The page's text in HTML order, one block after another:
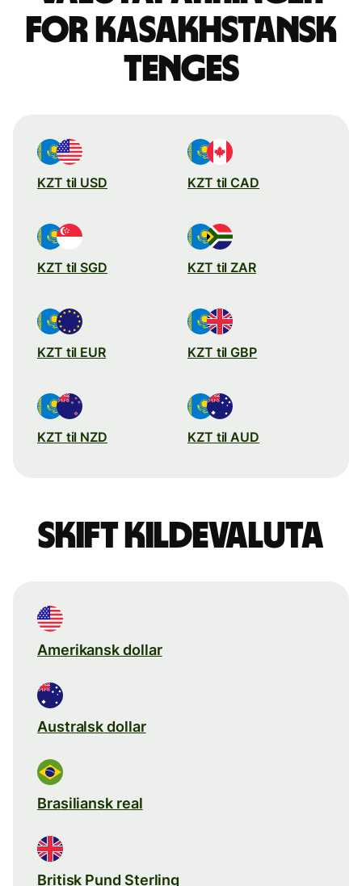
for kasakhstansk
tenges
KZT til USD KZT til CAD
KZT til SGD KZT til ZAR
KZT til EUR KZT til GBP
KZT til NZD KZT til AUD
Skift kildevaluta
Amerikansk dollar
Australsk dollar
Brasiliansk real
Britisk Pund Sterling